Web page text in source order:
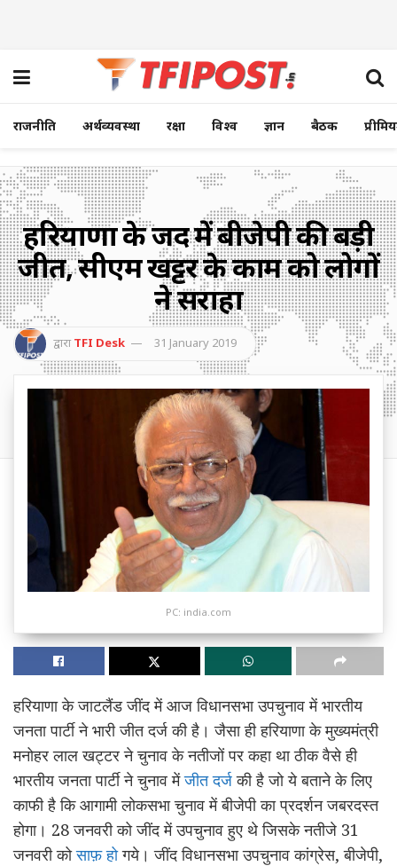
राजनीति अर्थव्यवस्था रक्षा विश्व ज्ञान बैठक
हरियाणा के जींद में बीजेपी की बड़ी
जीत, सीएम खट्टर के काम को लोगों
ने सराहा
द्वारा TFI Desk 31 January 2019
PC: india.com
हरियाणा के जाटलैंड जींद में आज विधानसभा उपचुनाव में भारतीय
जनता पार्टी ने भारी जीत दर्ज की है। जैसा ही हरियाणा के मुख्यमंत्री
मनोहर लाल खट्टर ने चुनाव के नतीजों पर कहा था ठीक वैसे ही
भारतीय जनता पार्टी ने चुनाव मेंजीत दर्जकी है जो ये बताने के लिए
काफी है कि आगामी लोकसभा चुनाव में बीजेपी का प्रदर्शन जबरदस्त
होगा। 28 जनवरी को जींद में उपचुनाव हुए थे जिसके नतीजे 31
जनवरी कोसाफ़ होगये। जींद विधानसभा उपचुनाव कांग्रेस, बीजेपी,